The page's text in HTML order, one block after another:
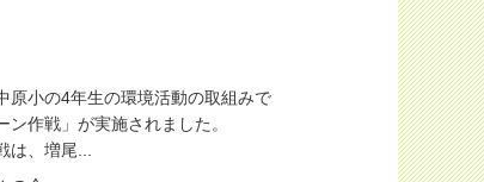
原小の4年生の環境活動の取組みで
ン作戦」が実施されました。
は、増尾...